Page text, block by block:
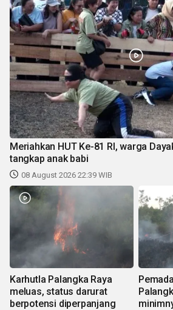
Meriahkan HUT Ke-81 RI, warga
tangkap anak babi
08 August 2026 22:39 WIB
Karhutla Palangka Raya
meluas, status darurat
berpotensi diperpanjang